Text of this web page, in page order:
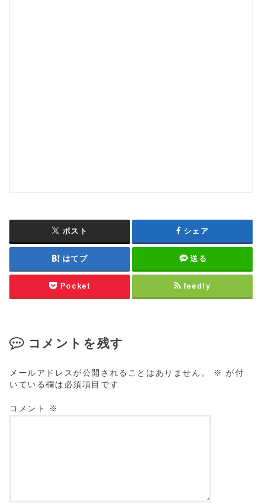
ポスト シェア
はてブ 送る
Pocket feedly
コメントを残す
メールアドレスが公開されることはありません。 ※ が付
いている欄は必須項目です
コメント ※